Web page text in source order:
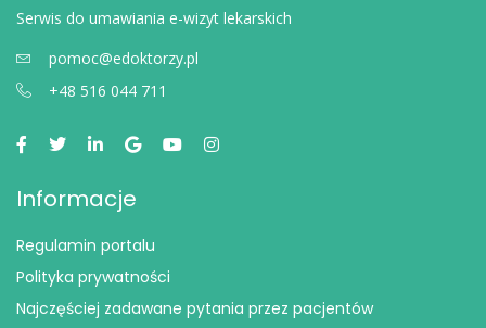
Serwis do umawiania e-wizyt lekarskich
pomoc@edoktorzy.pl
+48 516 044 711
Informacje
Regulamin portalu
Polityka prywatności
Najczęściej zadawane pytania przez pacjentów